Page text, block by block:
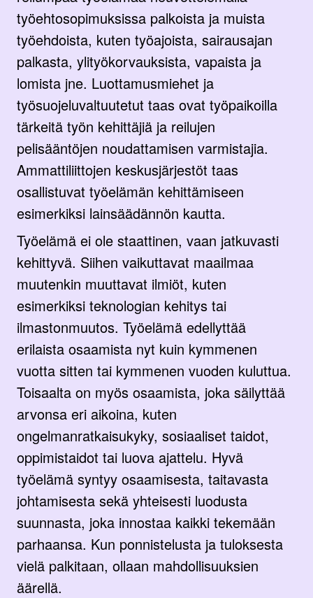
työehtosopimuksissa palkoista ja muista
työehdoista, kuten työajoista, sairausajan
palkasta, ylityökorvauksista, vapaista ja
lomista jne. Luottamusmiehet ja
työsuojeluvaltuutetut taas ovat työpaikoilla
tärkeitä työn kehittäjiä ja reilujen
pelisääntöjen noudattamisen varmistajia.
Ammattiliittojen keskusjärjestöt taas
osallistuvat työelämän kehittämiseen
esimerkiksi lainsäädännön kautta.
Työelämä ei ole staattinen, vaan jatkuvasti
kehittyvä. Siihen vaikuttavat maailmaa
muutenkin muuttavat ilmiöt, kuten
esimerkiksi teknologian kehitys tai
ilmastonmuutos. Työelämä edellyttää
erilaista osaamista nyt kuin kymmenen
vuotta sitten tai kymmenen vuoden kuluttua.
Toisaalta on myös osaamista, joka säilyttää
arvonsa eri aikoina, kuten
ongelmanratkaisukyky, sosiaaliset taidot,
oppimistaidot tai luova ajattelu. Hyvä
työelämä syntyy osaamisesta, taitavasta
johtamisesta sekä yhteisesti luodusta
suunnasta, joka innostaa kaikki tekemään
parhaansa. Kun ponnistelusta ja tuloksesta
vielä palkitaan, ollaan mahdollisuuksien
äärellä.